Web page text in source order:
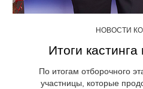
НОВОСТИ
Итоги
По итогам отборочного
участницы, которые